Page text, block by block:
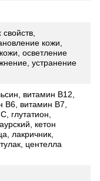
кожи,
осветление
устранение
витамин В12,
В6, витамин В7,
глутатион,
кетон
лакричник,
центелла